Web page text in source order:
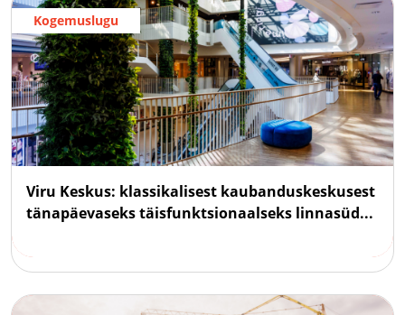
Kogemuslugu
Viru Keskus: klassikalisest kaubanduskeskusest
tänapäevaseks täisfunktsionaalseks linnasüd...